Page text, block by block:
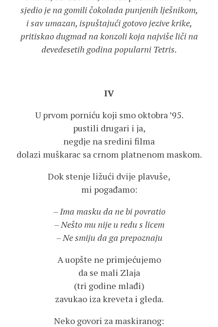
sjedio je na gomili čokolada punjenih lješnikom,
i sav umazan, ispuštajući gotovo jezive krike,
pritiskao dugmad na konzoli koja najviše liči na
devedesetih godina popularni Tetris.
IV
U prvom porniću koji smo oktobra ’95.
pustili drugari i ja,
negdje na sredini filma
dolazi muškarac sa crnom platnenom maskom.
Dok stenje ližući dvije plavuše,
mi pogađamo:
–Ima masku da ne bi povratio
– Nešto mu nije u redu s licem
– Ne smiju da ga prepoznaju
A uopšte ne primjećujemo
da se mali Zlaja
(tri godine mlađi)
zavukao iza kreveta i gleda.
Neko govori za maskiranog: